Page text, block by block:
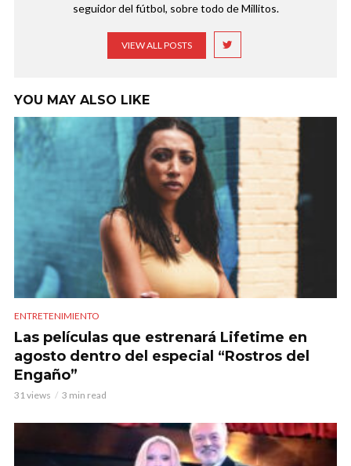
seguidor del fútbol, sobre todo de Millitos.
VIEW ALL POSTS
YOU MAY ALSO LIKE
ENTRETENIMIENTO
Las películas que estrenará Lifetime en
agosto dentro del especial “Rostros del
Engaño”
31 views 3 min read